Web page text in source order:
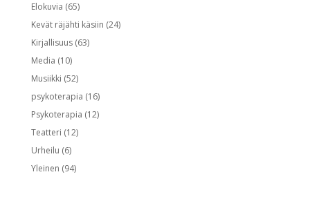
Elokuvia (65)
Kevät räjähti käsiin (24)
Kirjallisuus(63)
Media (10)
Musiikki (52)
psykoterapia (16)
Psykoterapia (12)
Teatteri (12)
Urheilu (6)
Yleinen (94)